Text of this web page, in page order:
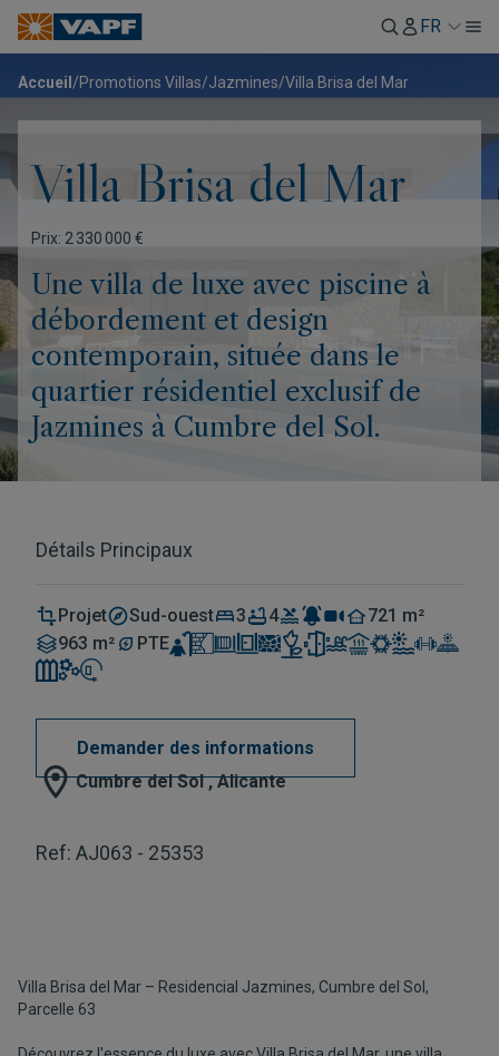
FR
Accueil /Promotions Villas/Jazmines/Villa Brisa del Mar
Villa Brisa del Mar
Prix: 2 330 000 €
Une villa de luxe avec piscine à
débordement et design
contemporain, située dans le
quartier résidentiel exclusif de
Jazmines à Cumbre del Sol.
Détails Principaux
Projet Sud-ouest 3 4
721 m²
963 m²
PTE
Demander des informations
Cumbre del Sol , Alicante
Ref: AJ063 - 25353
Villa Brisa del Mar – Residencial Jazmines, Cumbre del Sol,
Parcelle 63